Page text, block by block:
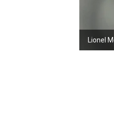
Lionel